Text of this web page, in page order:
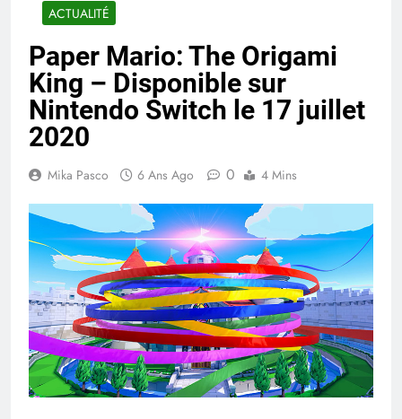
ACTUALITÉ
Paper Mario: The Origami
King – Disponible sur
Nintendo Switch le 17 juillet
2020
Mika Pasco 6 Ans Ago 0 4 Mins